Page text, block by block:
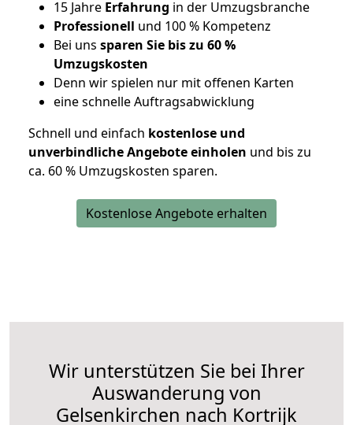
15 Jahre Erfahrung in der Umzugsbranche
Professionell und 100 % Kompetenz
Bei uns sparen Sie bis zu 60 %
Umzugskosten
Denn wir spielen nur mit offenen Karten
eine schnelle Auftragsabwicklung
Schnell und einfach kostenlose und
unverbindliche Angebote einholen und bis zu
ca. 60 % Umzugskosten sparen.
Kostenlose Angebote erhalten
Wir unterstützen Sie bei Ihrer
Auswanderung von
Gelsenkirchen nach Kortrijk